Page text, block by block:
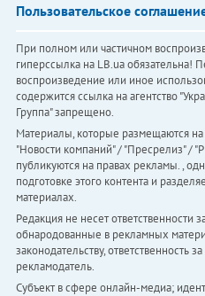
Пользовательское
При полном или частичном
гиперссылка на LB.ua обязательна!
воспроизведение или иное
содержится ссылка на агентство
Группа" запрещено.
Материалы, которые размещаются на
"Новости компаний" / "Пресрелиз" /
публикуются на правах рекламы. ,
подготовке этого контента и
материалах.
Редакция не несет
обнародованные в рекламных
законодательству, ответственность
рекламодатель.
Субъект в сфере онлайн-медиа;